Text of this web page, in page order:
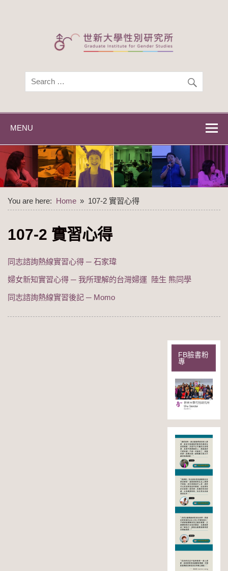
世新大學性別研
世新大學性別研究所
MENU
You are here: Home 107-2 實習心得
107-2 實習心得
同志諮詢熱線實習心得 ─ 石家瑋
婦女新知實習心得 ─ 我所理解的台灣婦運 陸生 熊同學
同志諮詢熱線實習後記 ─ Momo
FB臉書粉
專